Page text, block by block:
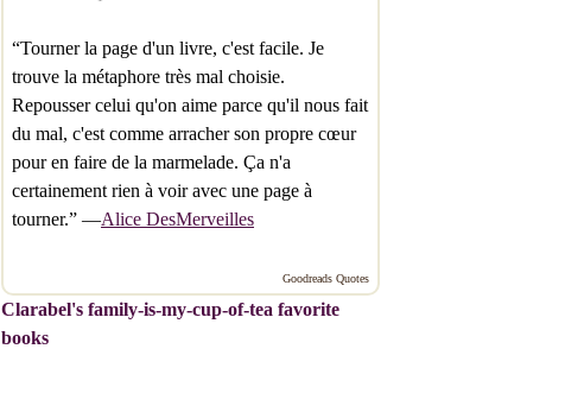
“Tourner la page d'un livre, c'est facile. Je
trouve la métaphore très mal choisie.
Repousser celui qu'on aime parce qu'il nous fait
du mal, c'est comme arracher son propre cœur
pour en faire de la marmelade. Ça n'a
certainement rien à voir avec une page à
tourner.” —Alice DesMerveilles
Goodreads Quotes
Clarabel's family-is-my-cup-of-tea favorite
books